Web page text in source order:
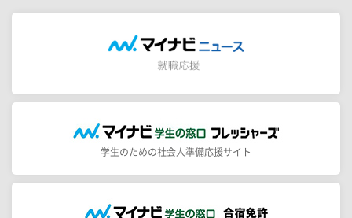
学生のための社会人準備応援サイト